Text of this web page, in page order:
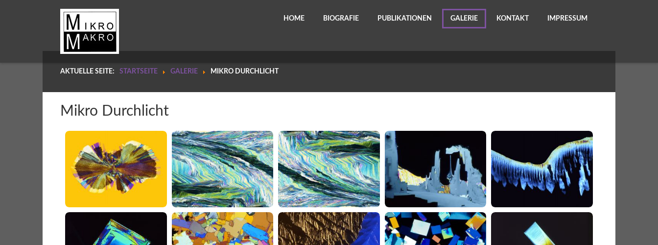
HOME BIOGRAFIE PUBLIKATIONEN GALERIE KONTAKT IMPRESSUM
AKTUELLE SEITE: STARTSEITE GALERIE MIKRO DURCHLICHT
Mikro Durchlicht